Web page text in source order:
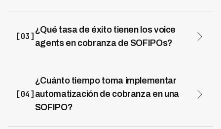
agents. Un call center tradicional cuesta
$150,000-$200,000 MXN mensuales para 10 agentes
en Guadalajara, mientras que voice agents generan
[03]
¿Qué tasa de éxito tienen los voice
agents en cobranza de SOFIPOs?
Esto representa tasas de contacto efectivo 3x
superiores a call centers tradicionales, con incrementos
de 8-12% en recuperación de cartera gestionada.
[04]
¿Cuánto tiempo toma implementar
automatización de cobranza en una
SOFIPO?